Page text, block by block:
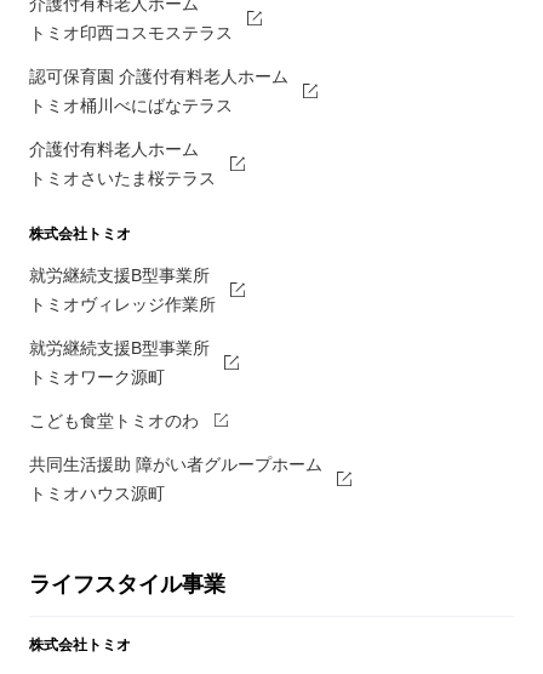
介護付有料老人ホーム
トミオ印西コスモステラス
認可保育園 介護付有料老人ホーム
トミオ桶川べにばなテラス
介護付有料老人ホーム
トミオさいたま桜テラス
株式会社トミオ
就労継続支援B型事業所
トミオヴィレッジ作業所
就労継続支援B型事業所
トミオワーク源町
こども食堂トミオのわ
共同生活援助 障がい者グループホーム
トミオハウス源町
ライフスタイル事業
株式会社トミオ